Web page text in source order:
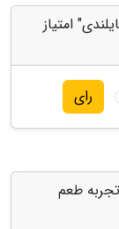
امتیاز
رای
طعم